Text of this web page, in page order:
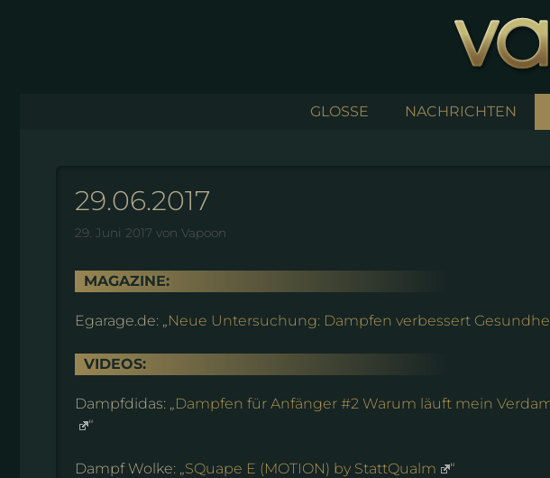
GLOSSE NACHRICHTEN
29.06.2017
29. Juni 2017 von Vapoon
MAGAZINE:
Egarage.de: „ Neue Untersuchung: Dampfen verbessert
VIDEOS:
Dampfdidas: „ Dampfen für Anfänger #2 Warum läuft mein
“
Dampf Wolke: „ SQuape E (MOTION) by StattQualm “